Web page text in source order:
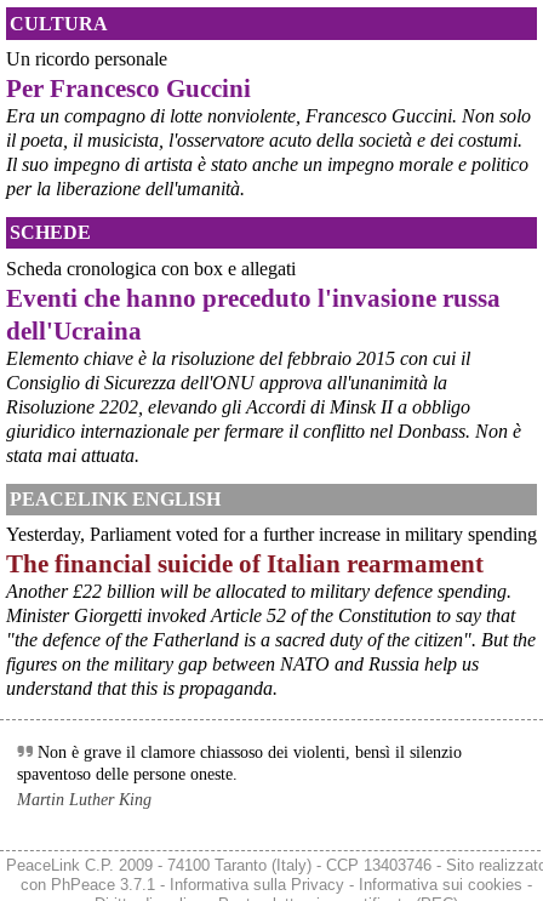
@peacelink - 8/8/2026 9:16
L'OPAC SBN (Online Public Access Catalogue del Servizio
Bibliotecario Nazionale) è il catalogo collettivo che raccoglie il
patrimonio di oltre 7.500 biblioteche italiane (statali, universitarie, di
enti locali, scolastiche e di istituzioni pubbliche e private).
È lo strumento principale in Italia per cercare un libro, una rivista o
un altro documento e scoprire in quale biblioteca si trova.
#libri #cultura
@peacelink - 8/8/2026 9:00
biblioteche pubbliche.
#cultura #libri
CULTURA
Un ricordo personale
Per Francesco Guccini
Era un compagno di lotte nonviolente, Francesco Guccini. Non solo
il poeta, il musicista, l'osservatore acuto della società e dei costumi.
Il suo impegno di artista è stato anche un impegno morale e politico
per la liberazione dell'umanità.
SCHEDE
Scheda cronologica con box e allegati
Eventi che hanno preceduto l'invasione russa
dell'Ucraina
Elemento chiave è la risoluzione del febbraio 2015 con cui il
Consiglio di Sicurezza dell'ONU approva all'unanimità la
Risoluzione 2202, elevando gli Accordi di Minsk II a obbligo
giuridico internazionale per fermare il conflitto nel Donbass. Non è
stata mai attuata.
PEACELINK ENGLISH
Yesterday, Parliament voted for a further increase in military spending
The financial suicide of Italian rearmament
Another £22 billion will be allocated to military defence spending.
Minister Giorgetti invoked Article 52 of the Constitution to say that
"the defence of the Fatherland is a sacred duty of the citizen". But the
figures on the military gap between NATO and Russia help us
understand that this is propaganda.
Non è grave il clamore chiassoso dei violenti, bensì il silenzio
spaventoso delle persone oneste.
Martin Luther King
PeaceLink C.P. 2009 - 74100 Taranto (Italy) - CCP 13403746 - Sito
con PhPeace 3.7.1- Informativa sulla Privacy- Informativa sui cookies -